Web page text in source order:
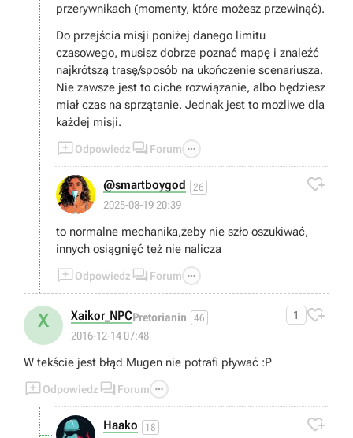
przerywnikach (momenty, które możesz przewinąć).
Do przejścia misji poniżej danego limitu
czasowego, musisz dobrze poznać mapę i znaleźć
najkrótszą trasę/sposób na ukończenie scenariusza.
Nie zawsze jest to ciche rozwiązanie, albo będziesz
miał czas na sprzątanie. Jednak jest to możliwe dla
każdej misji.
Odpowiedz  Forum 
@smartboygod 26
2025-08-19 20:39

to normalne mechanika,żeby nie szło oszukiwać,
innych osiągnięć też nie nalicza
Odpowiedz  Forum 
X Xaikor_NPCPretorianin 46
2016-12-14 07:48
1 
W tekście jest błąd Mugen nie potrafi pływać :P
Odpowiedz  Forum 
Haako 18 